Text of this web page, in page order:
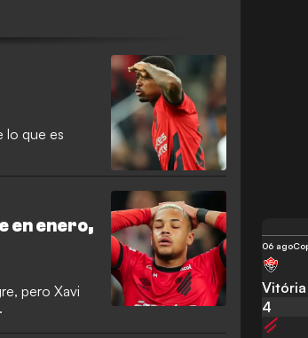
lo que es
en enero,
pero Xavi
06 ago
Vitória
4